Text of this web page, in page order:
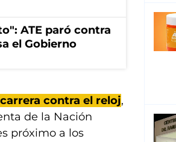
ATE paró contra
el Gobierno
contra el reloj,
de la Nación
próximo a los